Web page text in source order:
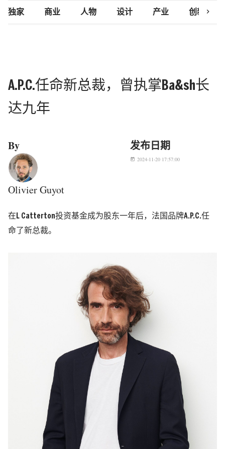
独家 商业 人物 设计 产业 创新研究
chevron_right
A.P.C.任命新总裁，曾执掌Ba&sh长
达九年
By
Olivier Guyot
发布日期
today 2024-11-20 17:57:00
在L Catterton投资基金成为股东一年后，法国品牌A.P.C.任
命了新总裁。